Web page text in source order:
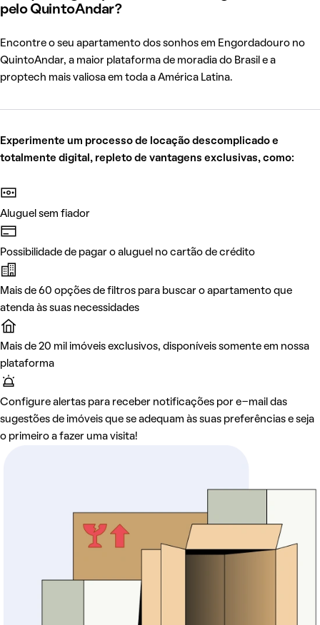
pelo QuintoAndar?
Encontre o seu apartamento dos sonhos em Engordadouro no
QuintoAndar, a maior plataforma de moradia do Brasil e a
proptech mais valiosa em toda a América Latina.
Experimente um processo de locação descomplicado e
totalmente digital, repleto de vantagens exclusivas, como:
Aluguel sem fiador
Possibilidade de pagar o aluguel no cartão de crédito
Mais de 60 opções de filtros para buscar o apartamento que
atenda às suas necessidades
Mais de 20 mil imóveis exclusivos, disponíveis somente em nossa
plataforma
Configure alertas para receber notificações por e-mail das
sugestões de imóveis que se adequam às suas preferências e seja
o primeiro a fazer uma visita!